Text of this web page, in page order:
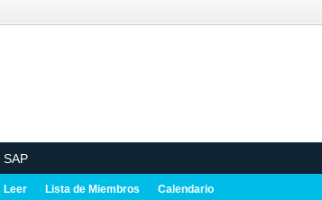
SAP
Leer Lista de Miembros Calendario